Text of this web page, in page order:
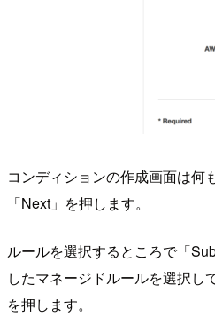
コンディションの作成画面は何
「Next」を押します。
ルールを選択するところで「
したマネージドルールを選択し
を押します。